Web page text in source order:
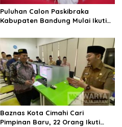
Puluhan Calon Paskibraka
Kabupaten Bandung Mulai Ikuti
Baznas Kota Cimahi Cari
Pimpinan Baru, 22 Orang Ikuti